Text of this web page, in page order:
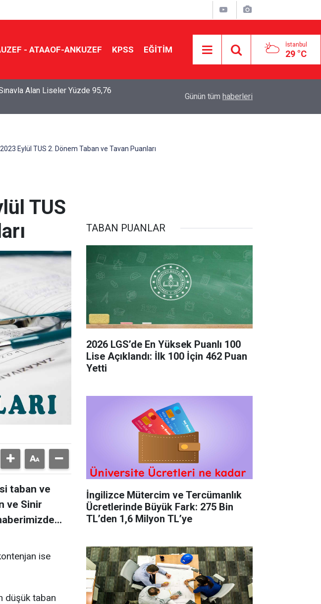
- ATAAOF-ANKUZEF KPSS EĞİTİM İstanbul
29 °C
Alan Liseler Yüzde 95,76
Tercihine Yerleşti
Günün tüm haberleri
Eylül TUS 2. Dönem Taban ve Tavan Puanları
TUS
taban ve
ve Sinir
ise
düşük taban
TABAN PUANLAR
2026 LGS’de En Yüksek Puanlı 100
Lise Açıklandı: İlk 100 İçin 462 Puan
Yetti
İngilizce Mütercim ve Tercümanlık
Ücretlerinde Büyük Fark: 275 Bin
TL’den 1,6 Milyon TL’ye